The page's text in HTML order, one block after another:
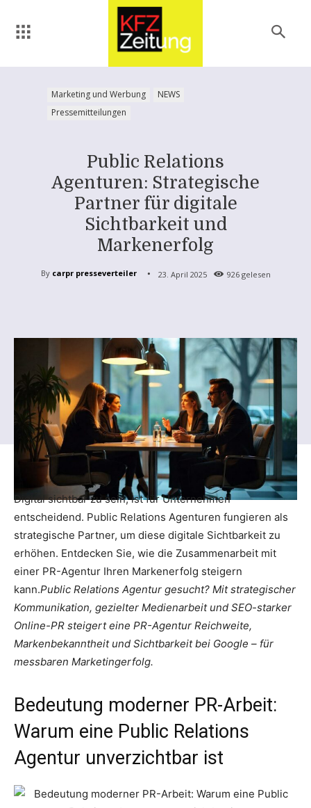
Marketing und Werbung
NEWS
Pressemitteilungen
Public Relations
Agenturen: Strategische
Partner für digitale
Sichtbarkeit und
Markenerfolg
By carpr presseverteiler 23. April 2025 926gelesen
Digital sichtbar zu sein, ist für Unternehmen
entscheidend. Public Relations Agenturen fungieren als
strategische Partner, um diese digitale Sichtbarkeit zu
erhöhen. Entdecken Sie, wie die Zusammenarbeit mit
einer PR-Agentur Ihren Markenerfolg steigern
kann.Public Relations Agentur gesucht? Mit strategischer
Kommunikation, gezielter Medienarbeit und SEO-starker
Online-PR steigert eine PR-Agentur Reichweite,
Markenbekanntheit und Sichtbarkeit bei Google – für
messbaren Marketingerfolg.
Bedeutung moderner PR-Arbeit:
Warum eine Public Relations
Agentur unverzichtbar ist